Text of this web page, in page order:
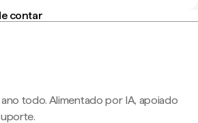
contar
todo. Alimentado por IA, apoiado